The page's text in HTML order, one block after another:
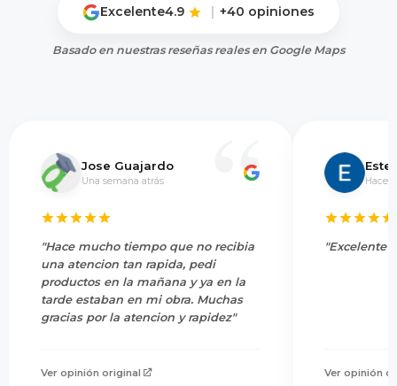
Excelente4.9 +40 opiniones
Basado en nuestras reseñas reales en Google Maps
Jose Guajardo
Una semana atrás
"Hace mucho tiempo que no recibia
una atencion tan rapida, pedi
productos en la mañana y ya en la
tarde estaban en mi obra. Muchas
gracias por la atencion y rapidez"
Ver opinión original
Hace
"Excelente
Ver opinión